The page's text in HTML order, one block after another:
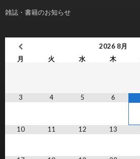
雑誌・書籍のお知らせ
2026 8月
月
火 水 木
3 4 5 6
10 11 12 13